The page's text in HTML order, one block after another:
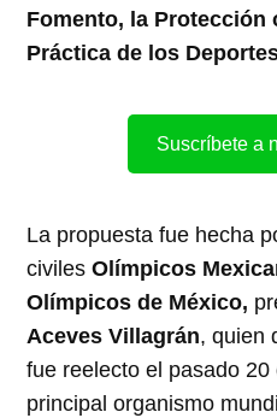
Fomento, la Protección
Práctica de los
Suscríbete a
La propuesta fue hecha
civilesOlímpicos
Olímpicos de México,
Aceves Villagrán, quien
fue reelecto el pasado 20
principal organismo